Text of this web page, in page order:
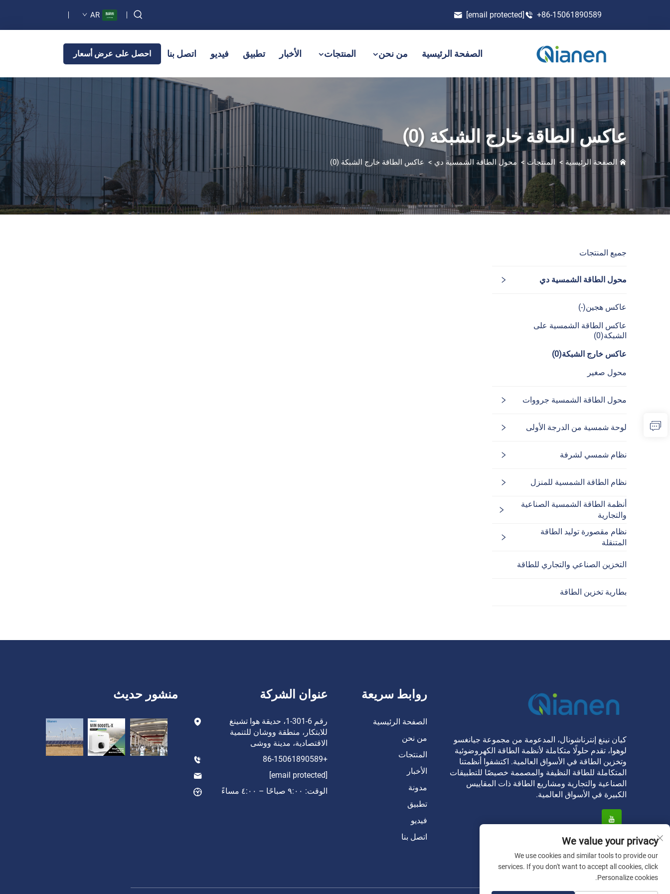
+86-15061890589
[email protected]
AR
الصفحة الرئيسية من نحن المنتجات الأخبار تطبيق فيديو اتصل بنا احصل على عرض أسعار
عاكس الطاقة خارج الشبكة (0)
الصفحة الرئيسية > المنتجات > محول الطاقة الشمسية دي > عاكس الطاقة خارج الشبكة (0)
جميع المنتجات
محول الطاقة الشمسية دي
عاكس هجين(-)
عاكس الطاقة الشمسية على
الشبكة(0)
عاكس خارج الشبكة(0)
محول صغير
محول الطاقة الشمسية جرووات
لوحة شمسية من الدرجة الأولى
نظام شمسي لشرفة
نظام الطاقة الشمسية للمنزل
أنظمة الطاقة الشمسية الصناعية
والتجارية
نظام مقصورة توليد الطاقة
المتنقلة
التخزين الصناعي والتجاري للطاقة
بطارية تخزين الطاقة
كيان نينغ إنترناشونال، المدعومة من مجموعة جيانغسو
لوهوا، تقدم حلولًا متكاملة لأنظمة الطاقة الكهروضوئية
وتخزين الطاقة في الأسواق العالمية. اكتشفوا أنظمتنا
المتكاملة للطاقة النظيفة والمصممة خصيصًا للتطبيقات
الصناعية والتجارية ومشاريع الطاقة ذات المقاييس
الكبيرة في الأسواق العالمية.
روابط سريعة
الصفحة الرئيسية
من نحن
المنتجات
الأخبار
مدونة
تطبيق
فيديو
اتصل بنا
عنوان الشركة
رقم 6-301-1، حديقة هوا تشينغ
للابتكار، منطقة ووشان للتنمية
الاقتصادية، مدينة ووشى
+86-15061890589
[email protected]
الوقت: ٩:٠٠ صباحًا – ٤:٠٠ مساءً
منشور حديث
We value your privacy
We use cookies and similar tools to provide our
services. If you don't want to accept all cookies, click
Personalize cookies.